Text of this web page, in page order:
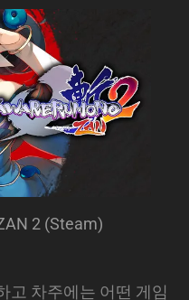
2 (Steam)
고 차주에는 어떤 게임